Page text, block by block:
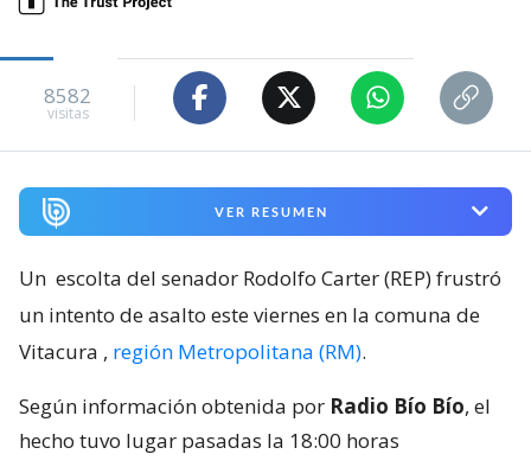
8582
visitas
VER RESUMEN
Un escolta del senador Rodolfo Carter (REP) frustró
un intento de asalto este viernes en la comuna de
Vitacura , región Metropolitana (RM).
Según información obtenida por Radio Bío Bío, el
hecho tuvo lugar pasadas la 18:00 horas